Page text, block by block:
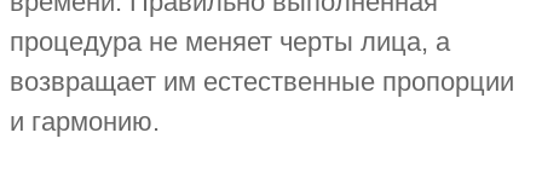
процедура не меняет черты лица, а
возвращает им естественные пропорции
и гармонию.